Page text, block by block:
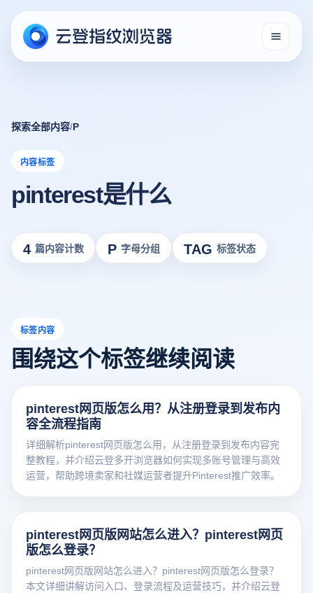
探索全部内容/P
内容标签
pinterest是什么
4 篇内容计数 P 字母分组 TAG 标签状态
标签内容
围绕这个标签继续阅读
pinterest网页版怎么用？从注册登录到发布内
容全流程指南
详细解析pinterest网页版怎么用，从注册登录到发布内容完
整教程，并介绍云登多开浏览器如何实现多账号管理与高效
运营，帮助跨境卖家和社媒运营者提升Pinterest推广效率。
pinterest网页版网站怎么进入？pinterest网页
版怎么登录？
pinterest网页版网站怎么进入？pinterest网页版怎么登录？
本文详细讲解访问入口、登录流程及运营技巧，并介绍云登